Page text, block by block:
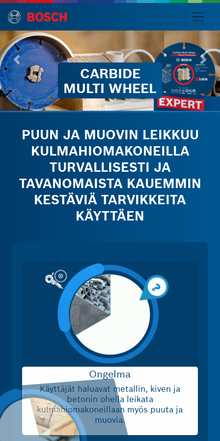
Kieli
CARBIDE
MULTI
Esittely
Ominaisuudet
CARBIDE
WHEEL
PUUN JA MUOVIN LEIKKUU
KULMAHIOMAKONEILLA
TURVALLISESTI JA
TAVANOMAISTA KAUEMMIN
KESTÄVIÄ TARVIKKEITA
KÄYTTÄEN
Ongelma
Käyttäjät haluavat metallin, kiven ja
betonin ohella leikata
kulmahiomakoneillaan myös puuta ja
muovia.